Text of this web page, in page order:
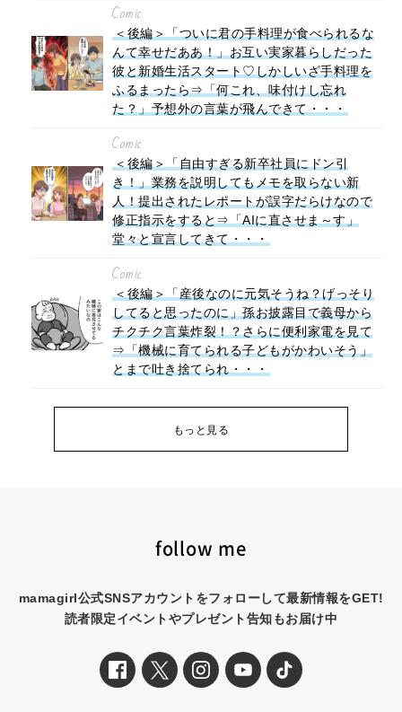
Comic
＜後編＞「ついに君の手料理が食べられるな
んて幸せだああ！」お互い実家暮らしだった
彼と新婚生活スタート♡しかしいざ手料理を
ふるまったら⇒「何これ、味付けし忘れ
た？」予想外の言葉が飛んできて・・・
Comic
＜後編＞「自由すぎる新卒社員にドン引
き！」業務を説明してもメモを取らない新
人！提出されたレポートが誤字だらけなので
修正指示をすると⇒「AIに直させま～す」
堂々と宣言してきて・・・
Comic
＜後編＞「産後なのに元気そうね？げっそり
してると思ったのに」孫お披露目で義母から
チクチク言葉炸裂！？さらに便利家電を見て
⇒「機械に育てられる子どもがかわいそう」
とまで吐き捨てられ・・・
もっと見る
follow me
mamagirl公式SNSアカウントをフォローして最新情報をGET!
読者限定イベントやプレゼント告知もお届け中